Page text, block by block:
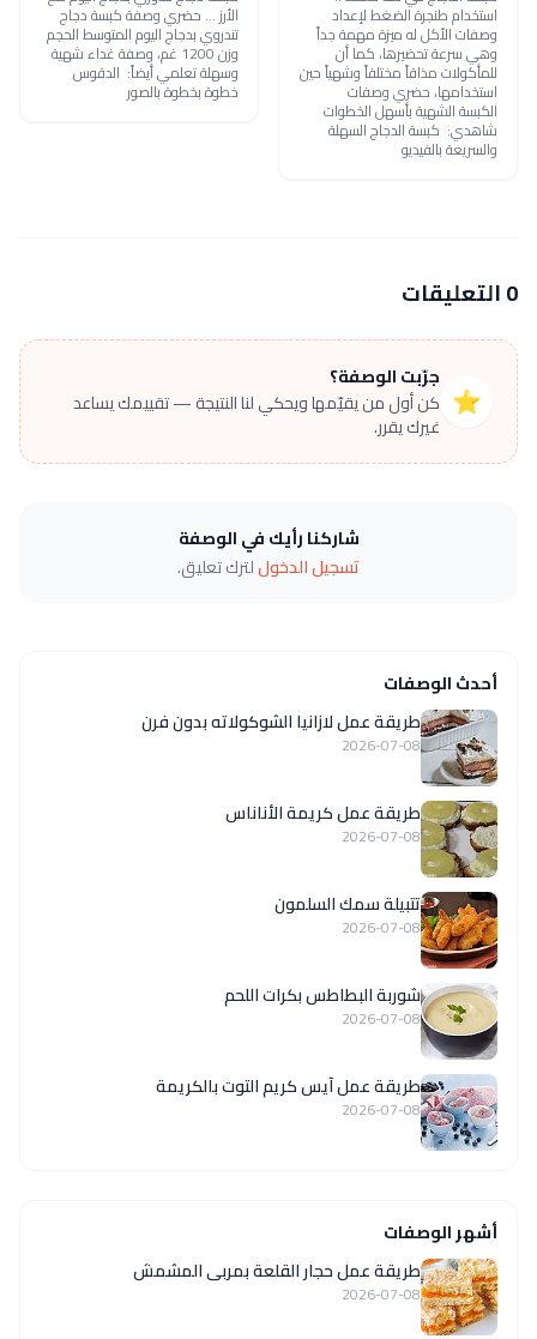
استخدام طنجرة الضغط لإعداد
وصفات الأكل له ميزة مهمة جداً
وهي سرعة تحضيرها، كما أن
للمأكولات مذاقاً مختلفاً وشهياً حين
استخدامها، حضري وصفات
الكبسة الشهية بأسهل الخطوات
شاهدي: كبسة الدجاج السهلة
والسريعة بالفيديو
الأرز ... حضري وصفة كبسة دجاج
تندروي بدجاج اليوم المتوسط الحجم
وزن 1200 غم، وصفة غداء شهية
وسهلة تعلمي أيضاً: الدقوس
خطوة بخطوة بالصور
0 التعليقات
⭐
جرّبت الوصفة؟
كن أول من يقيّمها ويحكي لنا النتيجة — تقييمك يساعد
غيرك يقرر.
شاركنا رأيك في الوصفة
تسجيل الدخوللترك تعليق.
أحدث الوصفات
طريقة عمل لازانيا الشوكولاته بدون فرن
2026-07-08
طريقة عمل كريمة الأناناس
2026-07-08
تتبيلة سمك السلمون
2026-07-08
شوربة البطاطس بكرات اللحم
2026-07-08
طريقة عمل آيس كريم التوت بالكريمة
2026-07-08
أشهر الوصفات
طريقة عمل حجار القلعة بمربى المشمش
2026-07-08